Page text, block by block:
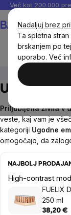
Nadaljuj brez
Ta spletna
brskanjem po
uporabo. Več
Preskoči
vsebino
Več kot 200.000
Ugodni
Priljubljena živila v
veste, kaj vam je
kategoriji Ugodne
omogočajo, da
NAJBOLJ
High-contrast
FUELIX
250 ml
38,20 €